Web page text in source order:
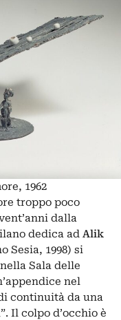
1962
troppo poco
dalla
dedica ad Alik
Sesia, 1998) si
Sala delle
nel
continuità da una
Il colpo d’occhio è